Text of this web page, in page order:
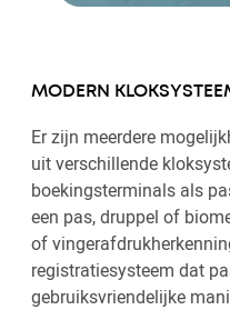
MODERN
Er zijn meerdere
uit verschillende
boekingsterminals als
een pas, druppel of
of
registratiesysteem dat
gebruiksvriendelijke